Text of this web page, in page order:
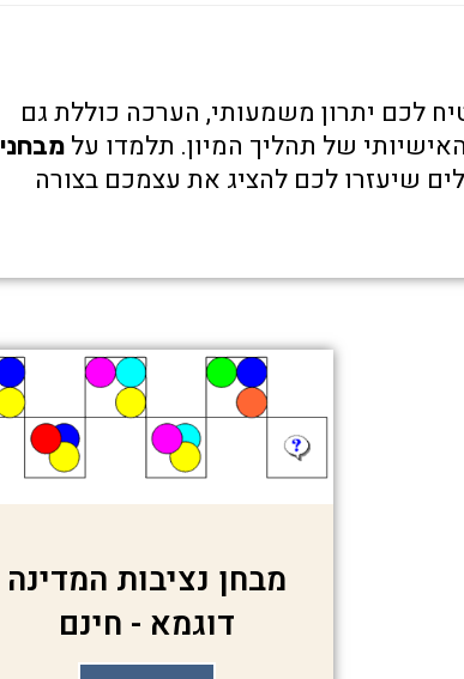
לכם יתרון משמעותי, הערכה כוללת גם
של תהליך המיון. תלמדו על מבחני
שיעזרו לכם להציג את עצמכם בצורה
מבחן נציבות המדינה
דוגמא - חינם